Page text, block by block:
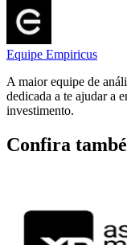
Equipe Empiricus
A maior equipe de
dedicada a te ajudar a
investimento.
Confira